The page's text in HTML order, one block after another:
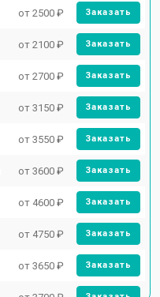
от 2500 ₽ Заказать
от 2100 ₽ Заказать
от 2700 ₽ Заказать
от 3150 ₽ Заказать
от 3550 ₽ Заказать
от 3600 ₽ Заказать
от 4600 ₽ Заказать
от 4750 ₽ Заказать
от 3650 ₽ Заказать